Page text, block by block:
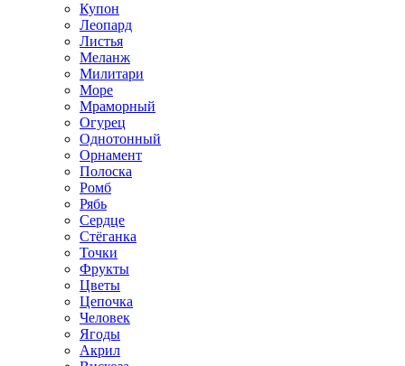
Купон
Леопард
Листья
Меланж
Милитари
Море
Мраморный
Огурец
Однотонный
Орнамент
Полоска
Ромб
Рябь
Сердце
Стёганка
Точки
Фрукты
Цветы
Цепочка
Человек
Ягоды
Акрил